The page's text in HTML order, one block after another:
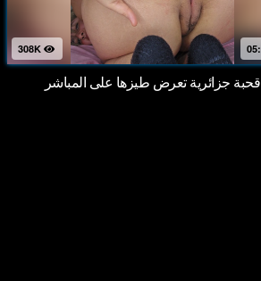
قحبة جزائرية تعرض طيزها على المباشر